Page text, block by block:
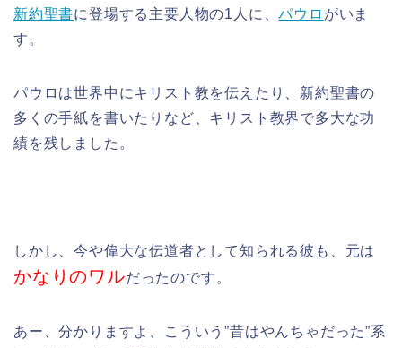
新約聖書に登場する主要人物の1人に、パウロ がいま
す。
パウロは世界中にキリスト教を伝えたり、新約聖書の
多くの手紙を書いたりなど、キリスト教界で多大な功
績を残しました。
しかし、今や偉大な伝道者として知られる彼も、元は
かなりのワルだったのです。
あー、分かりますよ、こういう”昔はやんちゃだった”系